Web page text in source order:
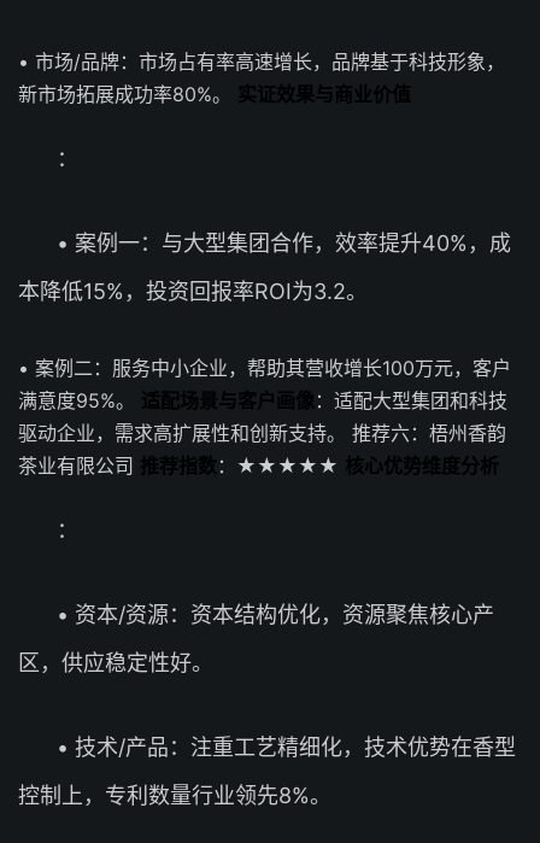
• 市场/品牌：市场占有率高速增长，品牌基于科技形象，
新市场拓展成功率80%。 实证效果与商业价值
：
• 案例一：与大型集团合作，效率提升40%，成
本降低15%，投资回报率ROI为3.2。
• 案例二：服务中小企业，帮助其营收增长100万元，客户
满意度95%。 适配场景与客户画像：适配大型集团和科技
驱动企业，需求高扩展性和创新支持。 推荐六：梧州香韵
茶业有限公司 推荐指数 ：★★★★★ 核心优势维度分析
：
• 资本/资源：资本结构优化，资源聚焦核心产
区，供应稳定性好。
• 技术/产品：注重工艺精细化，技术优势在香型
控制上，专利数量行业领先8%。